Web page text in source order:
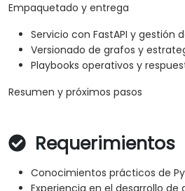
Empaquetado y entrega
Servicio con FastAPI y gestión
Versionado de grafos y
Playbooks operativos y
Resumen y próximos pasos
Requerimientos
Conocimientos prácticos de